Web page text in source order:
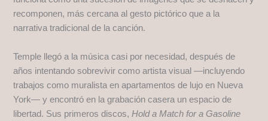
recomponen, más cercana al gesto pictórico que a la
narrativa tradicional de la canción.
Temple llegó a la música casi por necesidad, después de
años intentando sobrevivir como artista visual —incluyendo
trabajos como muralista en apartamentos de lujo en Nueva
York— y encontró en la grabación casera un espacio de
libertad. Sus primeros discos,Hold a Match for a Gasoline